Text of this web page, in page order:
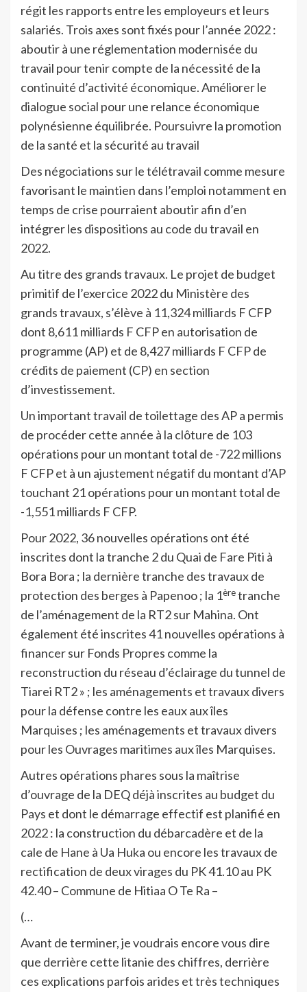
régit les rapports entre les employeurs et leurs
salariés. Trois axes sont fixés pour l’année 2022 :
aboutir à une réglementation modernisée du
travail pour tenir compte de la nécessité de la
continuité d’activité économique. Améliorer le
dialogue social pour une relance économique
polynésienne équilibrée. Poursuivre la promotion
de la santé et la sécurité au travail
Des négociations sur le télétravail comme mesure
favorisant le maintien dans l’emploi notamment en
temps de crise pourraient aboutir afin d’en
intégrer les dispositions au code du travail en
2022.
Au titre des grands travaux. Le projet de budget
primitif de l’exercice 2022 du Ministère des
grands travaux, s’élève à 11,324 milliards F CFP
dont 8,611 milliards F CFP en autorisation de
programme (AP) et de 8,427 milliards F CFP de
crédits de paiement (CP) en section
d’investissement.
Un important travail de toilettage des AP a permis
de procéder cette année à la clôture de 103
opérations pour un montant total de -722 millions
F CFP et à un ajustement négatif du montant d’AP
touchant 21 opérations pour un montant total de
-1,551 milliards F CFP.
Pour 2022, 36 nouvelles opérations ont été
inscrites dont la tranche 2 du Quai de Fare Piti à
Bora Bora ; la dernière tranche des travaux de
protection des berges à Papenoo ; la 1èretranche
de l’aménagement de la RT2 sur Mahina. Ont
également été inscrites 41 nouvelles opérations à
financer sur Fonds Propres comme la
reconstruction du réseau d’éclairage du tunnel de
Tiarei RT2 » ; les aménagements et travaux divers
pour la défense contre les eaux aux îles
Marquises ; les aménagements et travaux divers
pour les Ouvrages maritimes aux îles Marquises.
Autres opérations phares sous la maîtrise
d’ouvrage de la DEQ déjà inscrites au budget du
Pays et dont le démarrage effectif est planifié en
2022 : la construction du débarcadère et de la
cale de Hane à Ua Huka ou encore les travaux de
rectification de deux virages du PK 41.10 au PK
42.40 – Commune de Hitiaa O Te Ra –
(…
Avant de terminer, je voudrais encore vous dire
que derrière cette litanie des chiffres, derrière
ces explications parfois arides et très techniques